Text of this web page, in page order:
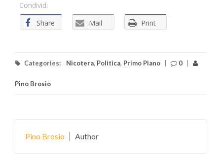
Condividi
Share
Mail Print
Categories: Nicotera, Politica, Primo Piano 0
Pino Brosio
Pino Brosio Author